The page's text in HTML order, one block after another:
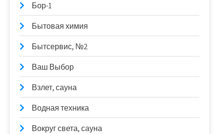
Бор-1
Бытовая химия
Бытсервис, №2
Ваш Выбор
Взлет, сауна
Водная техника
Вокруг света, сауна